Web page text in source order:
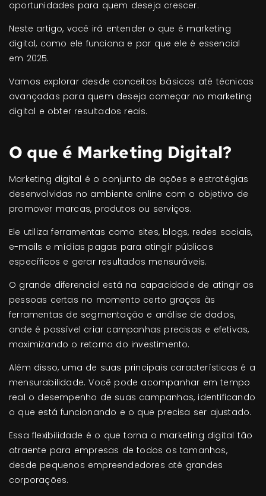
oportunidades para quem deseja crescer.
Neste artigo, você irá entender o que é marketing
digital, como ele funciona e por que ele é essencial
em 2025.
Vamos explorar desde conceitos básicos até técnicas
avançadas para quem deseja começar no marketing
digital e obter resultados reais.
O que é Marketing Digital?
Marketing digital é o conjunto de ações e estratégias
desenvolvidas no ambiente online com o objetivo de
promover marcas, produtos ou serviços.
Ele utiliza ferramentas como sites, blogs, redes sociais,
e-mails e mídias pagas para atingir públicos
específicos e gerar resultados mensuráveis.
O grande diferencial está na capacidade de atingir as
pessoas certas no momento certo graças às
ferramentas de segmentação e análise de dados,
onde é possível criar campanhas precisas e efetivas,
maximizando o retorno do investimento.
Além disso, uma de suas principais características é a
mensurabilidade. Você pode acompanhar em tempo
real o desempenho de suas campanhas, identificando
o que está funcionando e o que precisa ser ajustado.
Essa flexibilidade é o que torna o marketing digital tão
atraente para empresas de todos os tamanhos,
desde pequenos empreendedores até grandes
corporações.